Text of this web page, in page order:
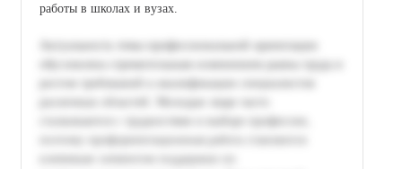
работы в школах и вузах.